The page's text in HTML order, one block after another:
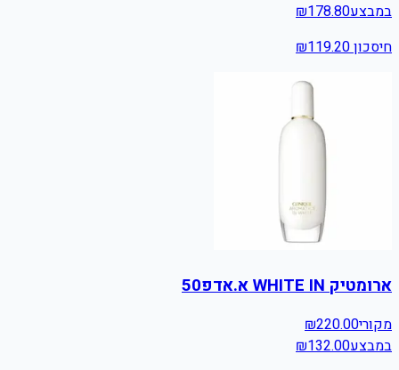
במבצע
₪178.80
חיסכון ₪119.20
ארומטיק WHITE IN א.אדפ50
מקורי ₪220.00
במבצע
₪132.00